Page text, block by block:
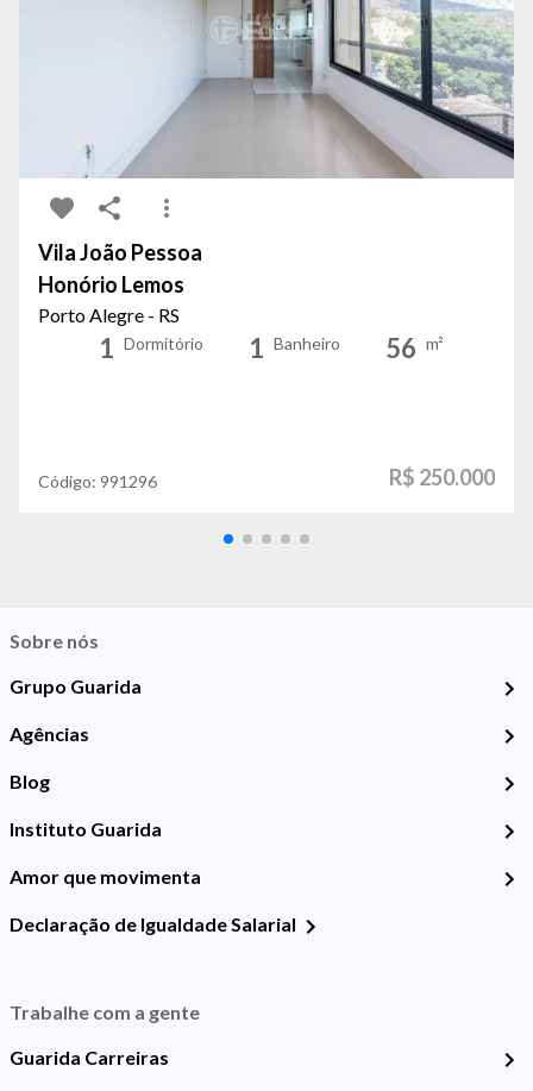
Vila João Pessoa
Honório Lemos
Porto Alegre - RS
1 Dormitório 1 Banheiro 56 m²
Código: 991296 R$ 250.000
Sobre nós
Grupo Guarida
Agências
Blog
Instituto Guarida
Amor que movimenta
Declaração de Igualdade Salarial
Trabalhe com a gente
Guarida Carreiras